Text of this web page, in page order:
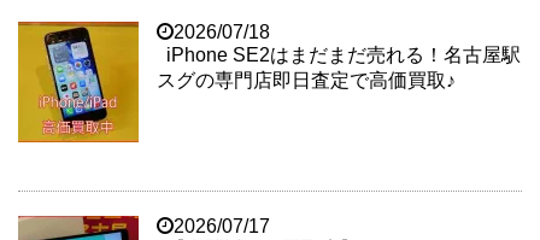
2026/07/18
iPhone SE2はまだまだ売れる！名古屋駅
スグの専門店即日査定で高価買取♪
2026/07/17